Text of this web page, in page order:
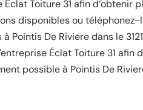
Toiture 31 afin d’obtenir
disponibles ou téléphonez-
Pointis De Riviere dans le
Éclat Toiture 31 afin
possible à Pointis De